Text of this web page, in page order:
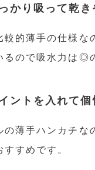
かり吸って乾き
較的薄手の仕様
るので吸水力は◎
ントを入れて個
の薄手ハンカチ
すめです。